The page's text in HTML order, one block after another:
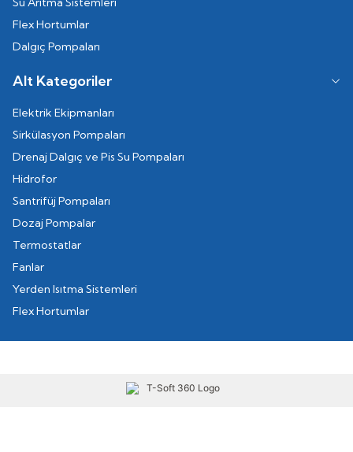
Flex Hortumlar
Dalgıç Pompaları
Alt Kategoriler
Elektrik Ekipmanları
Sirkülasyon Pompaları
Drenaj Dalgıç ve Pis Su Pompaları
Hidrofor
Santrifüj Pompaları
Dozaj Pompalar
Termostatlar
Fanlar
Yerden Isıtma Sistemleri
Flex Hortumlar